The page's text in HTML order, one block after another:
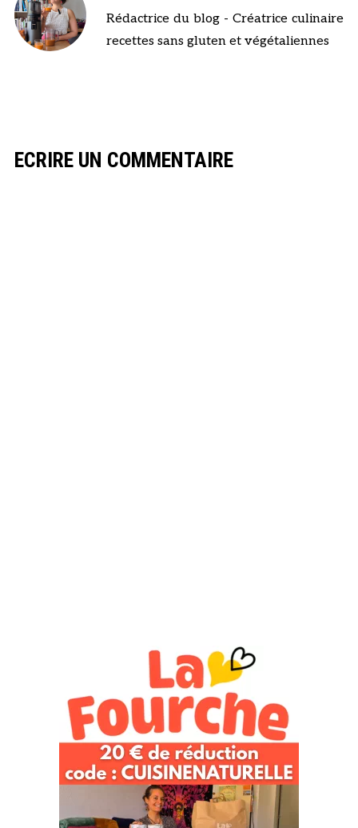
Rédactrice du blog - Créatrice culinaire
recettes sans gluten et végétaliennes
ECRIRE UN COMMENTAIRE